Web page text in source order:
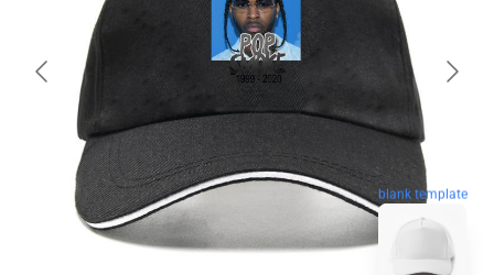
blank template